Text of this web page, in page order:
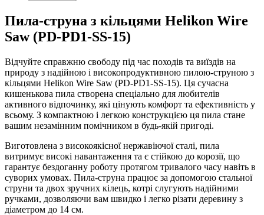
Пила-струна з кільцями Helikon Wire
Saw (PD-PD1-SS-15)
Відчуйте справжню свободу під час походів та виїздів на
природу з надійною і високопродуктивною пилою-струною з
кільцями Helikon Wire Saw (PD-PD1-SS-15). Ця сучасна
кишенькова пила створена спеціально для любителів
активного відпочинку, які цінують комфорт та ефективність у
всьому. З компактною і легкою конструкцією ця пила стане
вашим незамінним помічником в будь-якій пригоді.
Виготовлена з високоякісної нержавіючої сталі, пила
витримує високі навантаження та є стійкою до корозії, що
гарантує бездоганну роботу протягом тривалого часу навіть в
суворих умовах. Пила-струна працює за допомогою стальної
струни та двох зручних кілець, котрі слугують надійними
ручками, дозволяючи вам швидко і легко різати деревину з
діаметром до 14 см.